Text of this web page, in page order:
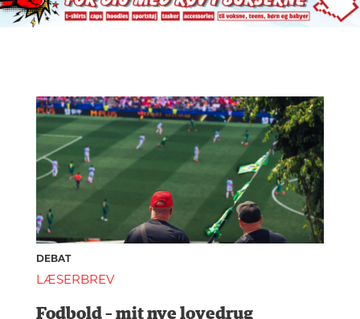
DEBAT
LÆSERBREV
Fodbold – mit nye lovedrug